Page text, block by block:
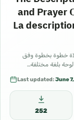
and Prayer
La
خطوة بخطوة وفق
بلغة مختلفة…
Last updated:June
252